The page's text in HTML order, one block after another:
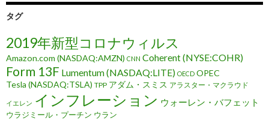
タグ
2019年新型コロナウィルス
Amazon.com (NASDAQ:AMZN) CNN Coherent (NYSE:COHR)
Form 13F Lumentum (NASDAQ:LITE) OECD OPEC
Tesla (NASDAQ:TSLA) TPP アダム・スミス アラスター・マクラウド
イエレン インフレーション ウォーレン・バフェット
ウラジミール・プーチン ウラン